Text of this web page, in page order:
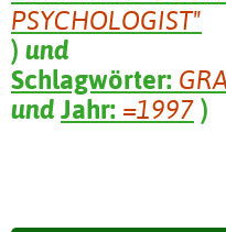
PSYCHOLOGIST"
) und
Schlagwörter:
und Jahr: =1997 )